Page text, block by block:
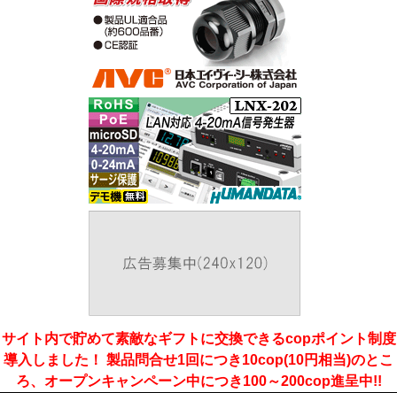
サイト内で貯めて素敵なギフトに交換できるcopポイント制度
導入しました！ 製品問合せ1回につき10cop(10円相当)のとこ
ろ、オープンキャンペーン中につき100～200cop進呈中!!